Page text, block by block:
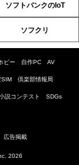
ソフトバンクのIoT
ソフクリ
ビー 自作PC AV
SIM 倶楽部情報局
説コンテスト SDGs
広告掲載
2026